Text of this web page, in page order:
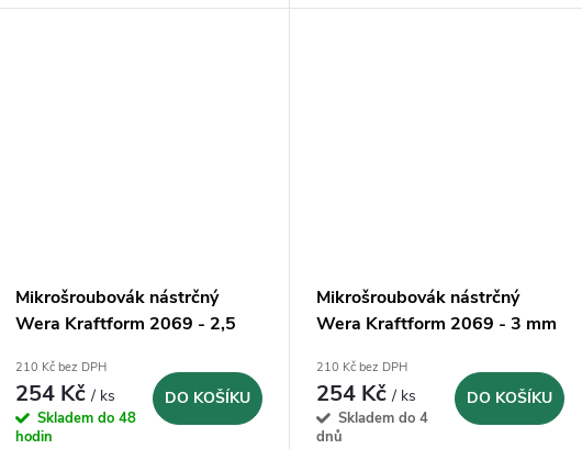
Mikrošroubovák nástrčný
Wera Kraftform 2069 - 2,5
210 Kč bez DPH
254 Kč/ ks
Skladem do 48
hodin
DO KOŠÍKU
Mikrošroubovák nástrčný
Wera Kraftform 2069 - 3 mm
210 Kč bez DPH
254 Kč/ ks
Skladem do 4
dnů
DO KOŠÍKU